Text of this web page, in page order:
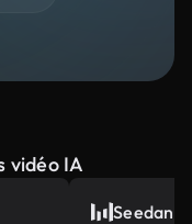
vidéo IA